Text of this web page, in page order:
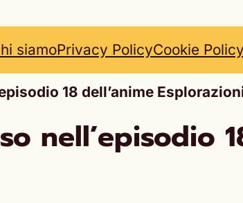
siamoPrivacy PolicyCookie Policy
18 dell’anime
nell’episodio